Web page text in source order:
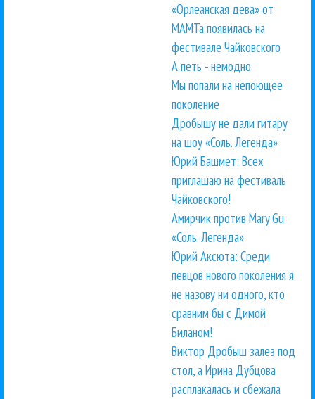
«Орлеанская дева» от
МАМТа появилась на
фестивале Чайковского
А петь - немодно
Мы попали на непоющее
поколение
Дробышу не дали гитару
на шоу «Соль. Легенда»
Юрий Башмет: Всех
приглашаю на фестиваль
Чайковского!
Амирчик против Mary Gu.
«Соль. Легенда»
Юрий Аксюта: Среди
певцов нового поколения я
не назову ни одного, кто
сравним бы с Димой
Биланом!
Виктор Дробыш залез под
стол, а Ирина Дубцова
расплакалась и сбежала